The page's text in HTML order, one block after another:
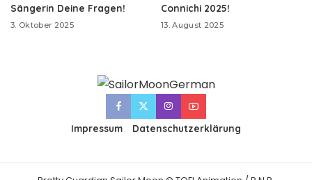
Sängerin Deine Fragen!
3. Oktober 2025
Connichi 2025!
13. August 2025
Impressum Datenschutzerklärung